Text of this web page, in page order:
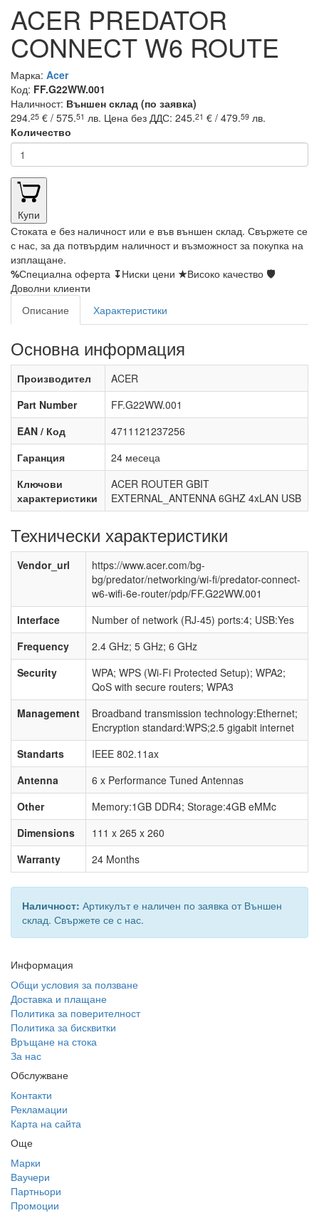
ACER PREDATOR
CONNECT W6 ROUTE
Марка: Acer
Код: FF.G22WW.001
Наличност: Външен склад (по заявка)
294.25 € / 575.51 лв. Цена без ДДС: 245.21 € / 479.59 лв.
Количество
Купи
Стоката е без наличност или е във външен склад. Свържете се
с нас, за да потвърдим наличност и възможност за покупка на
изплащане.
%Специална оферта ↧Ниски цени ★Високо качество 🛡
Доволни клиенти
Описание
Характеристики
Основна информация
Производител
ACER
Part Number
FF.G22WW.001
EAN / Код
4711121237256
Гаранция
24 месеца
Ключови
характеристики
ACER ROUTER GBIT
EXTERNAL_ANTENNA 6GHZ 4xLAN USB
Технически характеристики
Vendor_url
https://www.acer.com/bg-
bg/predator/networking/wi-fi/predator-connect-
w6-wifi-6e-router/pdp/FF.G22WW.001
Interface
Number of network (RJ-45) ports:4; USB:Yes
Frequency
2.4 GHz; 5 GHz; 6 GHz
Security
WPA; WPS (Wi-Fi Protected Setup); WPA2;
QoS with secure routers; WPA3
Management
Broadband transmission technology:Ethernet;
Encryption standard:WPS;2.5 gigabit internet
Standarts
IEEE 802.11ax
Antenna
6 x Performance Tuned Antennas
Other
Memory:1GB DDR4; Storage:4GB eMMc
Dimensions
111 x 265 x 260
Warranty
24 Months
Наличност: Артикулът е наличен по заявка от Външен
склад. Свържете се с нас.
Информация
Общи условия за ползване
Доставка и плащане
Политика за поверителност
Политика за бисквитки
Връщане на стока
За нас
Обслужване
Контакти
Рекламации
Карта на сайта
Още
Марки
Ваучери
Партньори
Промоции